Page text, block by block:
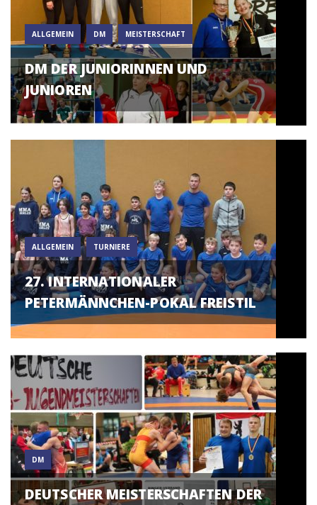
ALLGEMEIN DM MEISTERSCHAFT
DM DER JUNIORINNEN UND
JUNIOREN
ALLGEMEIN TURNIERE
27. INTERNATIONALER
PETERMÄNNCHEN-POKAL FREISTIL
DM
DEUTSCHER MEISTERSCHAFTEN DER